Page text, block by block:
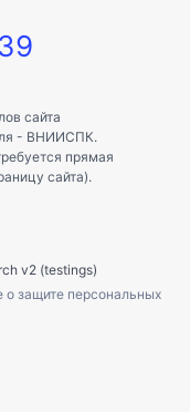
сайта
- ВНИИСПК.
прямая
сайта).
v2 (testings)
защите персональных